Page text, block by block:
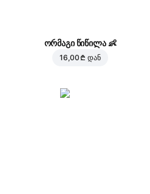
ორმაგი წიწილა👶
16,00 ₾ დან